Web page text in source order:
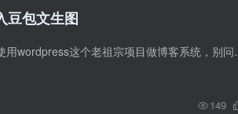
豆包文生图
反正你先别问我为什么马上6202年了我
149